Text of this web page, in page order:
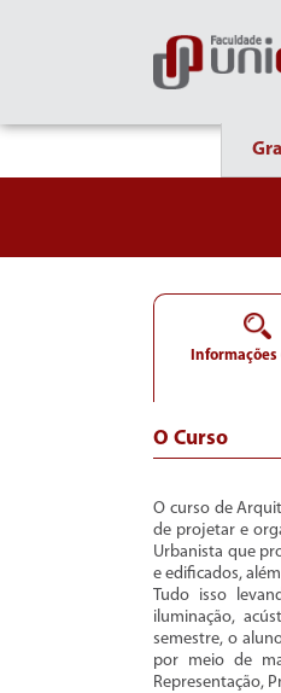
Informações
O Curso
O curso de
de projetar e
Urbanista que
e edificados,
Tudo isso
iluminação,
semestre, o
por meio de
Representação,